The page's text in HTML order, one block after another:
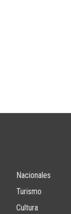
Nacionales
Turismo
Cultura